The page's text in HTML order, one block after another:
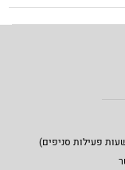
פעילות סניפים)